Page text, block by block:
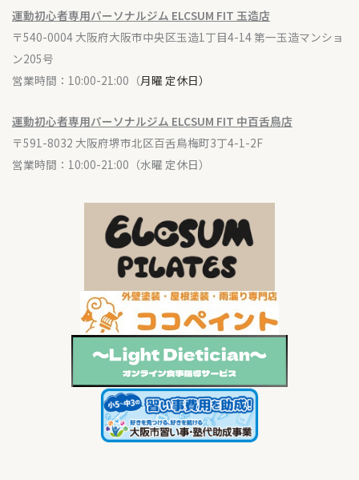
運動初心者専用パーソナルジム ELCSUM FIT 玉造店
〒540-0004 大阪府大阪市中央区玉造1丁目4-14 第一玉造マンショ
ン205号
営業時間：10:00-21:00（月曜 定休日）
運動初心者専用パーソナルジム ELCSUM FIT 中百舌鳥店
〒591-8032 大阪府堺市北区百舌鳥梅町3丁4-1-2F
営業時間：10:00-21:00 （水曜 定休日）